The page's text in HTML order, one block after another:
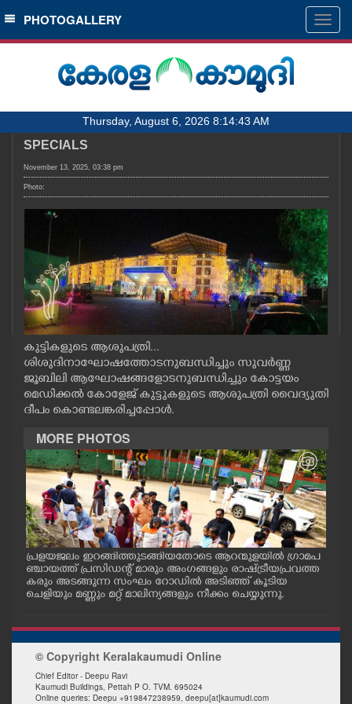
SECTIONS
HOME
NOTIFIED NEWS
KERALA
OBITUARY
NEWS 360
CASE DIARY
CINEMA
OPINION
PHOTOS
LIFESTYLE
SPIRITUAL
ART
PHOTOGALLERY
Thursday, August 6, 2026 8:14:43 AM
SPECIALS
November 13, 2025, 03:38 pm
Photo:
കുട്ടികളുടെ ആശുപത്രി...
ശിശുദിനാഘോഷത്തോടനുബന്ധിച്ചും സുവർണ്ണ
ജൂബിലി ആഘോഷങ്ങളോടനുബന്ധിച്ചും കോട്ടയം
മെഡിക്കൽ കോളേജ് കുട്ടുകളുടെ ആശുപത്രി വൈദ്യുതി
ദീപം കൊണ്ടലങ്കരിച്ചപ്പോൾ.
MORE PHOTOS
പ്രളയജലം ഇറങ്ങിത്തുടങ്ങിയതോടെ ആറന്മുളയിൽ ഗ്രാമപ
ഞ്ചായത്ത് പ്രസിഡന്റ് മാരും അംഗങ്ങളും രാഷ്ട്രീയപ്രവത്ത
കരും അടങ്ങുന്ന സംഘം റോഡിൽ അടിഞ്ഞ് കൂടിയ
ചെളിയും മണ്ണും മറ്റ് മാലിന്യങ്ങളും നീക്കം ചെയ്യുന്നു.
© Copyright Keralakaumudi Online
Chief Editor - Deepu Ravi
Kaumudi Buildings, Pettah P O. TVM. 695024
Online queries: Deepu +919847238959, deepu[at]kaumudi.com